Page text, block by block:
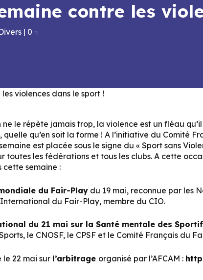
contre les
| 0
ne le répète jamais trop, la violence est un fléau
quelle qu’en soit la forme ! A l’initiative du Comité
est placée sous le signe du « Sport sans
toutes les fédérations et tous les clubs. A cette
cette semaine :
du Fair-Play du 19 mai, reconnue par les
du Fair-Play, membre du CIO.
du 21 mai sur la Santé mentale des
le CNOSF, le CPSF et le Comité Français du
le 22 mai sur l’arbitrage organisé par l’AFCAM :